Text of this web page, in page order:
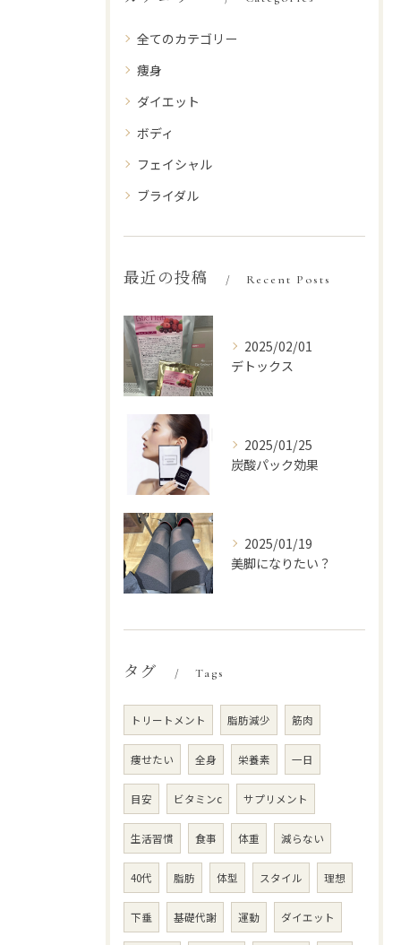
全てのカテゴリー
痩身
ダイエット
ボディ
フェイシャル
ブライダル
最近の投稿 Recent Posts
2025/02/01
デトックス
2025/01/25
炭酸パック効果
2025/01/19
美脚になりたい？
タグ Tags
トリートメント 脂肪減少 筋肉
痩せたい 全身 栄養素 一日
目安 ビタミンc サプリメント
生活習慣 食事 体重 減らない
40代 脂肪 体型 スタイル 理想
下垂 基礎代謝 運動 ダイエット